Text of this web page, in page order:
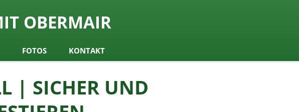
OBERMAIR
FOTOS KONTAKT
| SICHER UND